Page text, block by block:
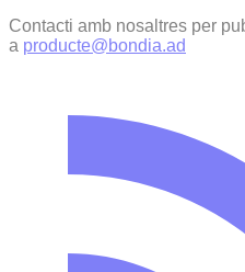
Contacti amb nosaltres per
a producte@bondia.ad